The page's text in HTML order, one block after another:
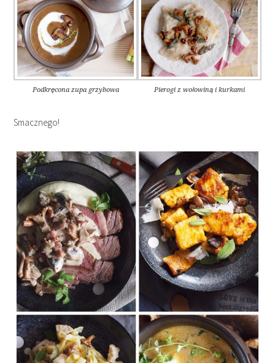
Podkręcona zupa grzybowa Pierogi z wołowiną i kurkami
Smacznego!